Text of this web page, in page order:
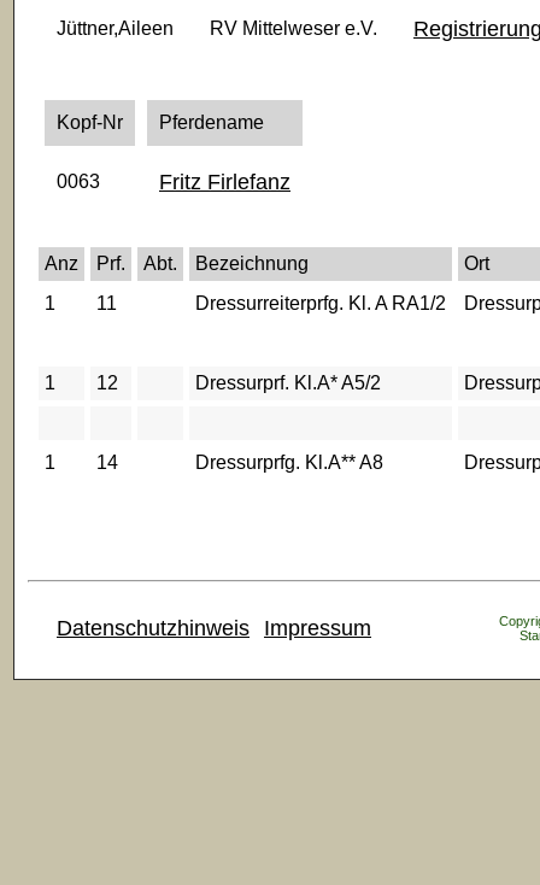
Jüttner,Aileen RV Mittelweser e.V.
Kopf-Nr Pferdename
0063 Fritz Firlefanz
Anz Prf. Abt. Bezeichnung
Ort
1
11 Dressurreiterprfg. Kl. A RA1/2
1 12 Dressurprf. Kl.A* A5/2
1 14 Dressurprfg. Kl.A** A8
Datenschutzhinweis Impressum